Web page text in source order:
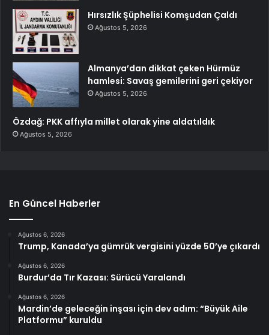
Hırsızlık Şüphelisi Komşudan Çaldı
Ağustos 5, 2026
Almanya’dan dikkat çeken Hürmüz
hamlesi: Savaş gemilerini geri çekiyor
Ağustos 5, 2026
Özdağ: PKK affıyla millet olarak yine aldatıldık
Ağustos 5, 2026
En Güncel Haberler
Ağustos 6, 2026
Trump, Kanada’ya gümrük vergisini yüzde 50’ye çıkardı
Ağustos 6, 2026
Burdur’da Tır Kazası: Sürücü Yaralandı
Ağustos 6, 2026
Mardin’de geleceğin inşası için dev adım: “Büyük Aile
Platformu” kuruldu